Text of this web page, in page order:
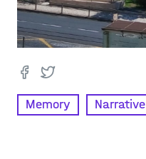
Memory Narrative